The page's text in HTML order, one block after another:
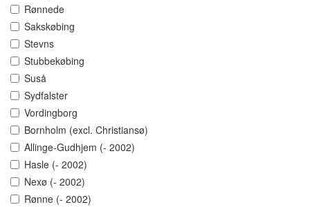
Rønnede
Sakskøbing
Stevns
Stubbekøbing
Suså
Sydfalster
Vordingborg
Bornholm (excl. Christiansø)
Allinge-Gudhjem (- 2002)
Hasle (- 2002)
Nexø (- 2002)
Rønne (- 2002)